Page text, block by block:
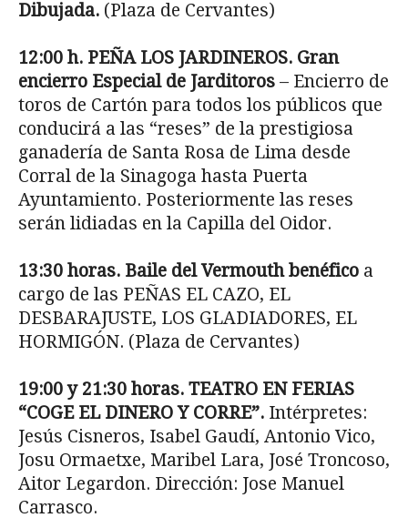
Dibujada. (Plaza de Cervantes)
12:00 h. PEÑA LOS JARDINEROS. Gran
encierro Especial de Jarditoros – Encierro de
toros de Cartón para todos los públicos que
conducirá a las “reses” de la prestigiosa
ganadería de Santa Rosa de Lima desde
Corral de la Sinagoga hasta Puerta
Ayuntamiento. Posteriormente las reses
serán lidiadas en la Capilla del Oidor.
13:30 horas. Baile del Vermouth benéfico a
cargo de las PEÑAS EL CAZO, EL
DESBARAJUSTE, LOS GLADIADORES, EL
HORMIGÓN. (Plaza de Cervantes)
19:00 y 21:30 horas. TEATRO EN FERIAS
“COGE EL DINERO Y CORRE”. Intérpretes:
Jesús Cisneros, Isabel Gaudí, Antonio Vico,
Josu Ormaetxe, Maribel Lara, José Troncoso,
Aitor Legardon. Dirección: Jose Manuel
Carrasco.